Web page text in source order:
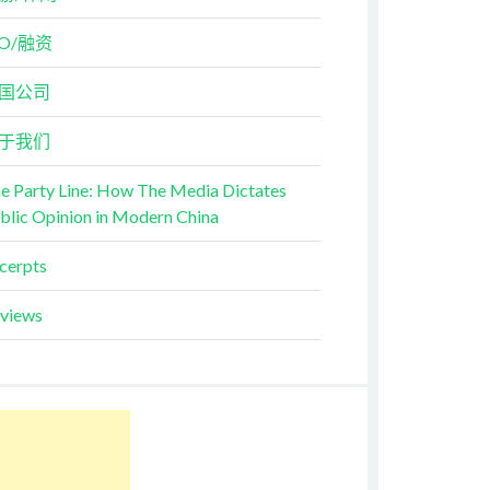
融资
公司
我们
Party Line: How The Media Dictates
Opinion in Modern China